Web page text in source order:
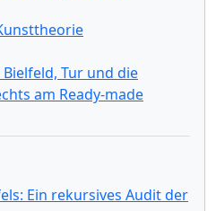
Tur und die
am Ready-made
Ein rekursives Audit der